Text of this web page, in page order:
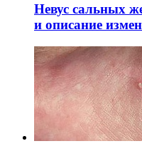
Невус сальных
и описание